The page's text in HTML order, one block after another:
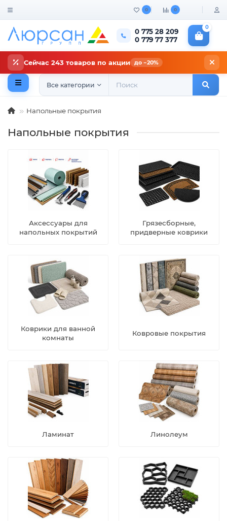
0 0
0 775 28 209
0 779 77 377
0
Сейчас 243 товаров по акции до −20%
Все категории
Напольные покрытия
Напольные покрытия
Аксессуары для
напольных покрытий
Грязесборные,
придверные коврики
Коврики для ванной
комнаты
Ковровые покрытия
Ламинат Линолеум